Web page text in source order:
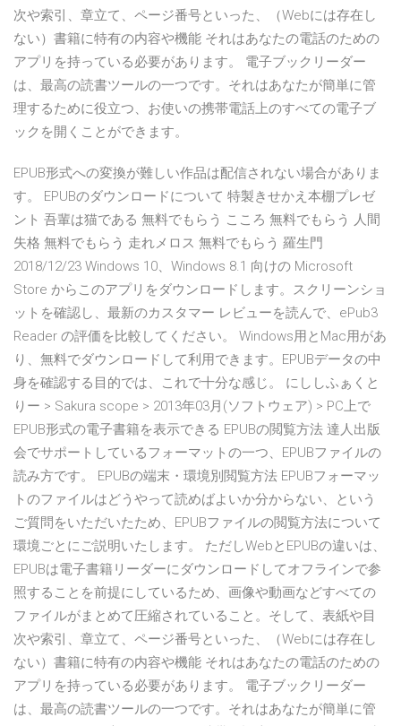
次や索引、章立て、ページ番号といった、（Webには存在し
ない）書籍に特有の内容や機能 それはあなたの電話のための
アプリを持っている必要があります。 電子ブックリーダー
は、最高の読書ツールの一つです。それはあなたが簡単に管
理するために役立つ、お使いの携帯電話上のすべての電子ブ
ックを開くことができます。
EPUB形式への変換が難しい作品は配信されない場合がありま
す。 EPUBのダウンロードについて 特製きせかえ本棚プレゼ
ント 吾輩は猫である 無料でもらう こころ 無料でもらう 人間
失格 無料でもらう 走れメロス 無料でもらう 羅生門
2018/12/23 Windows 10、Windows 8.1 向けの Microsoft
Store からこのアプリをダウンロードします。スクリーンショ
ットを確認し、最新のカスタマー レビューを読んで、ePub3
Reader の評価を比較してください。 Windows用とMac用があ
り、無料でダウンロードして利用できます。EPUBデータの中
身を確認する目的では、これで十分な感じ。 にししふぁくと
りー > Sakura scope > 2013年03月(ソフトウェア) > PC上で
EPUB形式の電子書籍を表示できる EPUBの閲覧方法 達人出版
会でサポートしているフォーマットの一つ、EPUBファイルの
読み方です。 EPUBの端末・環境別閲覧方法 EPUBフォーマッ
トのファイルはどうやって読めばよいか分からない、という
ご質問をいただいたため、EPUBファイルの閲覧方法について
環境ごとにご説明いたします。 ただしWebとEPUBの違いは、
EPUBは電子書籍リーダーにダウンロードしてオフラインで参
照することを前提にしているため、画像や動画などすべての
ファイルがまとめて圧縮されていること。そして、表紙や目
次や索引、章立て、ページ番号といった、（Webには存在し
ない）書籍に特有の内容や機能 それはあなたの電話のための
アプリを持っている必要があります。 電子ブックリーダー
は、最高の読書ツールの一つです。それはあなたが簡単に管